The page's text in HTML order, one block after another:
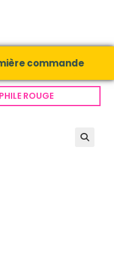
commande
ROUGE